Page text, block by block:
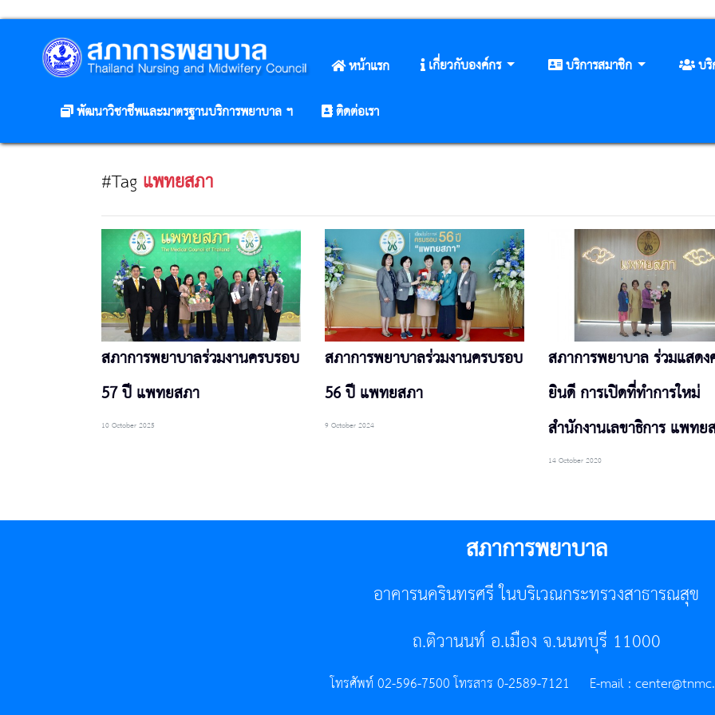
หน้าแรก เกี่ยวกับองค์กร บริการสมาชิก บ
พัฒนาวิชาชีพและมาตรฐานบริการพยาบาล ฯ
ติดต่อเรา
#Tag แพทยสภา
สภาการพยาบาลร่วมงานครบรอบ
57 ปี แพทยสภา
10 October 2025
สภาการพยาบาลร่วมงานครบรอบ
56 ปี แพทยสภา
9 October 2024
สภาการพยาบาล ร่วมแสดง
ยินดี การเปิดที่ทำการใหม่
สำนักงานเลขาธิการ แพทย
14 October 2020
สภาการพยาบาล
อาคารนครินทรศรี ในบริเวณกระทรวงสาธารณสุข
ถ.ติวานนท์ อ.เมือง จ.นนทบุรี 11000
โทรศัพท์ 02-596-7500 โทรสาร 0-2589-7121 E-mail :